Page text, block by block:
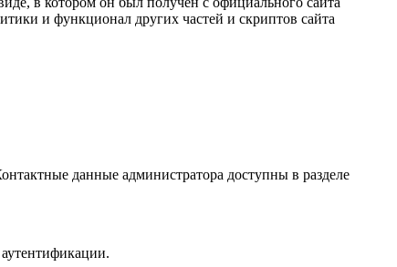
и функционал других частей и скриптов сайта
данные администратора доступны в разделе